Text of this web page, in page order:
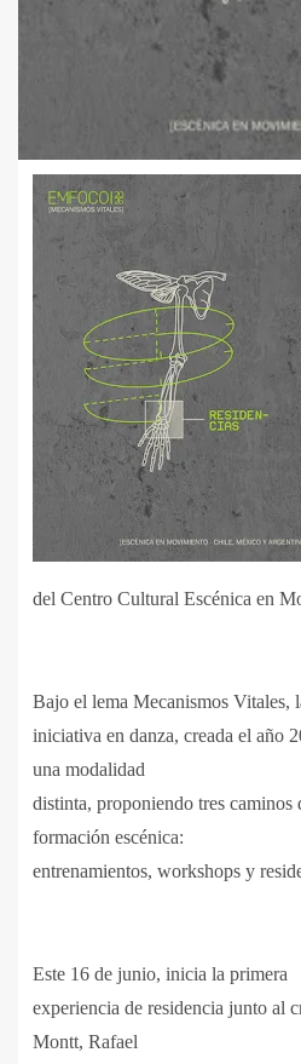
del Centro Cultural Escénica en
Bajo el lema Mecanismos Vitales,
iniciativa en danza, creada el año
una modalidad
distinta, proponiendo tres
formación escénica:
entrenamientos, workshops y
Este 16 de junio, inicia la primera
experiencia de residencia junto al
Montt, Rafael